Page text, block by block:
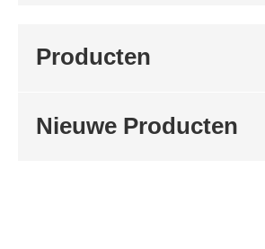
Producten
Nieuwe Producten